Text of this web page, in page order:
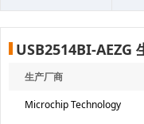
USB2514BI-AEZG
生产厂商
Microchip Technology